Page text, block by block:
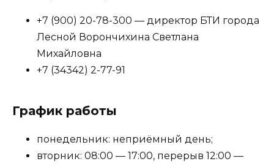
+7 (900) 20-78-300 — директор БТИ города
Лесной Ворончихина Светлана
Михайловна
+7 (34342) 2-77-91
График работы
понедельник: неприёмный день;
вторник: 08:00 — 17:00, перерыв 12:00 —